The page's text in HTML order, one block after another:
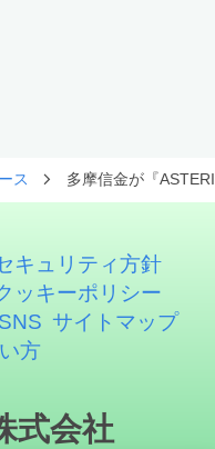
ス 多摩信金が『
キュリティ方針
ッキーポリシー
サイトマップ
方
式会社